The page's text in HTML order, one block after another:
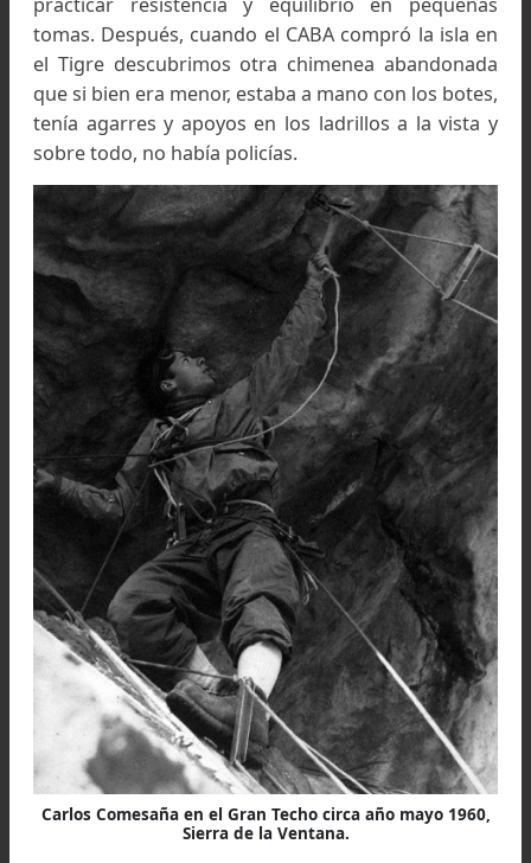
-¿Dónde practicaban?
Antes de hacerme socio, no sabía que la gente
CABA se entrenaba en una chimenea de una
fábrica abandonada en Escobar y por
cuenta, con amigos como Apráiz, Cardini,
y los hermanos Landi entre otros,
en las paredes de la Facultad de Arquitectura
Avda. Las Heras, donde con frecuencia
perseguidos por la policía y donde abríamos
cortas tipo
“tocata y fuga”.
Después pasamos a un foso de una obra
construcción con paredes de ladrillos a la vista
la Avda. Pueyrredón, cerca de Libertador.
No llegué a frecuentar mucho la chimenea
Escobar pues la policía se puso muy
abandonamos ese punto para trasladarnos la
General Paz, frente a la Phillips, donde a pesar
no tener exposición como en Escobar se
practicar resistencia y equilibrio en
tomas. Después, cuando el CABA compró la isla
el Tigre descubrimos otra chimenea
que si bien era menor, estaba a mano con los
tenía agarres y apoyos en los ladrillos a la